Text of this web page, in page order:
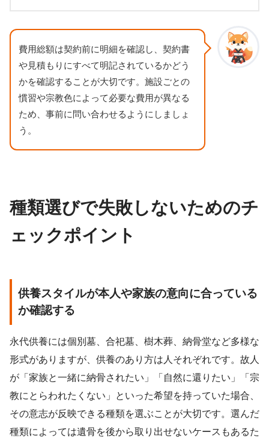
費用総額は契約前に明細を確認し、契約書
や見積もりにすべて明記されているかどう
かを確認することが大切です。施設ごとの
慣習や宗教色によって必要な費用が異なる
ため、事前に問い合わせるようにしましょ
う。
種類選びで失敗しないためのチ
ェックポイント
供養スタイルが本人や家族の意向に合っている
か確認する
永代供養には個別墓、合祀墓、樹木葬、納骨堂など多様な
形式がありますが、供養のあり方は人それぞれです。故人
が「家族と一緒に納骨されたい」「自然に還りたい」「宗
教にとらわれたくない」といった希望を持っていた場合、
その意志が反映できる種類を選ぶことが大切です。選んだ
種類によっては遺骨を後から取り出せないケースもあるた